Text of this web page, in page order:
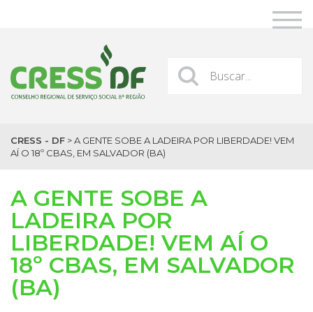
CRESS - DF >A GENTE SOBE A LADEIRA POR LIBERDADE! VEM
AÍ O 18º CBAS, EM SALVADOR (BA)
A GENTE SOBE A
LADEIRA POR
LIBERDADE! VEM AÍ O
18º CBAS, EM SALVADOR
(BA)